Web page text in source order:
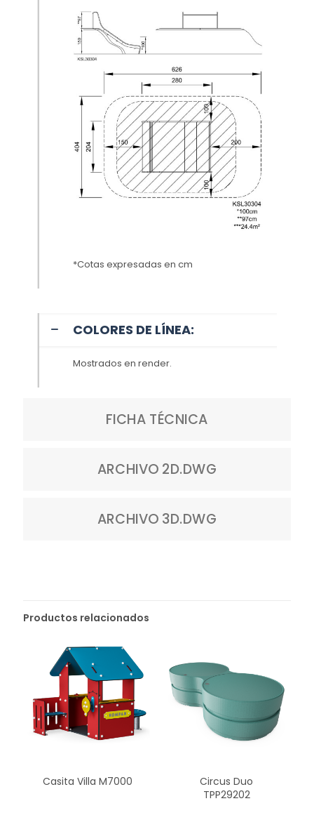
*Cotas expresadas en cm
COLORES DE LÍNEA:
Mostrados en render.
FICHA TÉCNICA
ARCHIVO 2D.DWG
ARCHIVO 3D.DWG
Productos relacionados
Casita Villa M7000
Circus Duo
TPP29202